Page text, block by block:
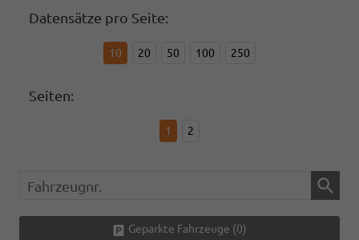
Datensätze pro Seite:
10 20 50 100 250
Seiten:
1 2
Fahrzeugnr.
Geparkte Fahrzeuge (0)